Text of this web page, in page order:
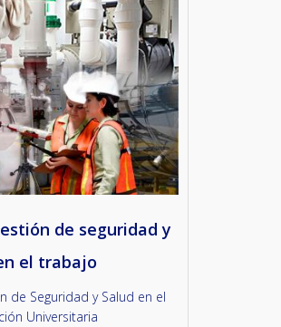
de seguridad y
el trabajo
de Seguridad y Salud en el
Universitaria